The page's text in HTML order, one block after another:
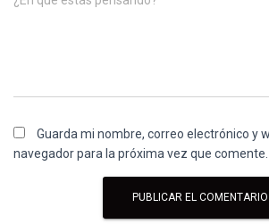
Guarda mi nombre, correo electrónico y
navegador para la próxima vez que comente.